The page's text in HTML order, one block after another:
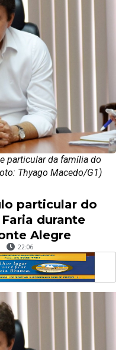
particular da família do
Thyago Macedo/G1)
particular do
durante
Alegre
22:06